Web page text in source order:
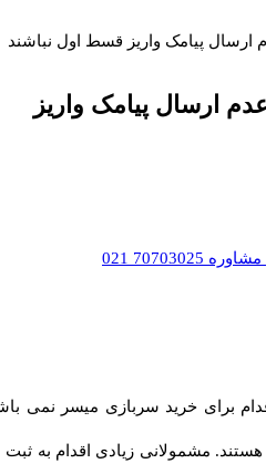
پیامک واریز قسط اول نباشند
پیامک واریز
با پایان سال 97 اقدام برای خرید سربازی میسر نمی باشد،
مشمولانی زیادی اقدام به ثبت نام